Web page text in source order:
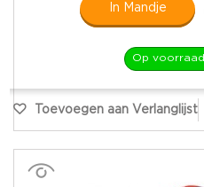
In Mandje
Op voorraad
Toevoegen aan Verlanglijst